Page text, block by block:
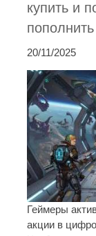
купить и
20/11/2025
Геймеры
акции в